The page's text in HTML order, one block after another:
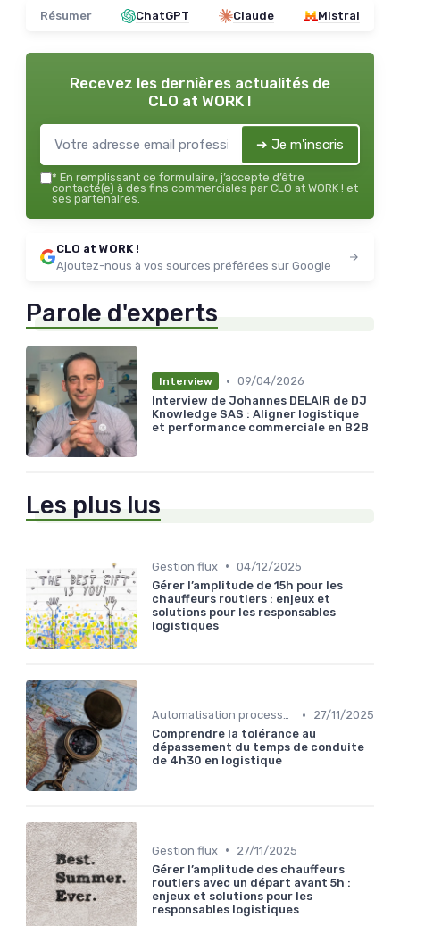
Résumer ChatGPT Claude Mistral
Recevez les dernières actualités de
CLO at WORK !
➔ Je m'inscris
* En remplissant ce formulaire, j’accepte d’être
contacté(e) à des fins commerciales par CLO at WORK ! et
ses partenaires.
CLO at WORK !
Ajoutez-nous à vos sources préférées sur Google
Parole d'experts
Interview • 09/04/2026
Interview de Johannes DELAIR de DJ
Knowledge SAS : Aligner logistique
et performance commerciale en B2B
Les plus lus
Gestion flux • 04/12/2025
Gérer l’amplitude de 15h pour les
chauffeurs routiers : enjeux et
solutions pour les responsables
logistiques
Automatisation processus •
27/11/2025
Comprendre la tolérance au
dépassement du temps de conduite
de 4h30 en logistique
Gestion flux •
27/11/2025
Gérer l’amplitude des chauffeurs
routiers avec un départ avant 5h :
enjeux et solutions pour les
responsables logistiques